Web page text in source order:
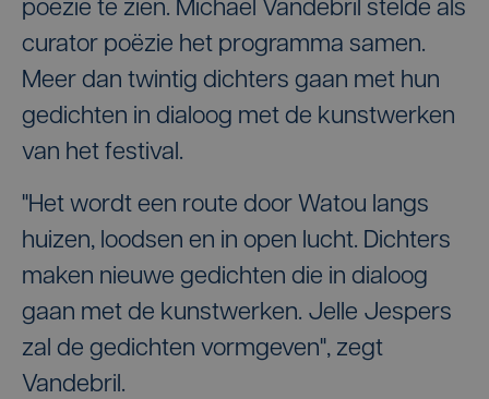
poëzie te zien. Michaël Vandebril stelde als
curator poëzie het programma samen.
Meer dan twintig dichters gaan met hun
gedichten in dialoog met de kunstwerken
van het festival.
"Het wordt een route door Watou langs
huizen, loodsen en in open lucht. Dichters
maken nieuwe gedichten die in dialoog
gaan met de kunstwerken. Jelle Jespers
zal de gedichten vormgeven", zegt
Vandebril.